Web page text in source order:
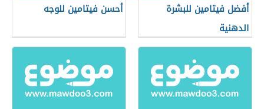
أفضل فيتامين للبشرة
الدهنية
أحسن فيتامين للوجه